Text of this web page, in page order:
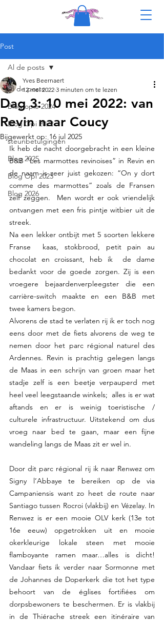
Post
Al de posts
Blog opie 2024
Blog Opi 2022
steunbetuigingen
Blog 2025
Blog Opi 2023
Blog 2026
Al de posts
Dag 3: 10 mei 2022: van
Revin naar Coucy
Yves Beernaert
12 mei 2022 3 minuten om te lezen
Bijgewerkt op:16 jul 2025
Ik heb de nacht doorgebracht in een kleine
B&B “Les marmottes revinoises” in Revin en
de naam is zeer juist gekozen: “On y dort
comme des marmottes” zoals de Fransen
zelf zeggen.  Men wordt er ook vriendelijk
ontvangen met een fris pintje witbier uit de
streek.
Na een lekker ontbijt met 5 soorten lekkere
Franse  kaas, stokbrood, petit pain au
chocolat en croissant, heb ik  de dame
bedankt voor de goede zorgen. Zij is een
vroegere bejaardenverpleegster die een
carrière-switch maakte en een B&B met
twee kamers begon.
Alvorens de stad te verlaten rij ik er toch nog
eens door met de fiets alvorens de weg te
nemen door het parc régional naturel des
Ardennes. Revin is prachtig gelegen langs
de Maas in een schrijn van groen maar het
stadje zelf is een beetje verpauperd met
heel veel leegstaande winkels;  alles is er wat
aftands en er is weinig toeristische /
culturele infrastructuur. Uitstekend om dus
vroeg naar bed te gaan, maar een fijne
wandeling langs de Maas zit er wel in.
Door dit parc régional rij ik naar Renwez om
Signy l’Abbaye te bereiken op de via
Campaniensis want zo heet de route naar
Santiago tussen Rocroi (vlakbij) en Vézelay. In
Renwez is er een mooie OLV kerk (13e tot
16e eeuw) opgetrokken uit en mooie
okerkleurige lokale steen met mooie
flamboyante ramen maar…alles is dicht!
Vandaar fiets ik verder naar Sormonne met
de Johannes de Doperkerk die tot het type
behoort van de églises fortifiées om
dorpsbewoners te beschermen. Er is vlakbij
in de Thiérache streek een itinéraire van